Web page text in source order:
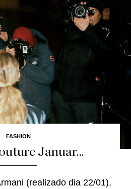
FASHION
Januar...
(realizado dia 22/01),